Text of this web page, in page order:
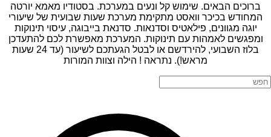
ברוכים הבאים. שימוש קל ונעים במערכת. בסטודיו מאמא יורטה
המחודש בכיכר וואסט מתקימת מערכת שעות שבועית של שיעורי
יוגה מגוונים, פילאטיס וסדנאות. סדנאת בייבוגה, עיסוי תינוקות
ומפגשים לאמהות עם תינוקות. המערכת מאפשרת לכם להתעדכן
בלוז השבועי, להירדשם או לבטל הגעתכם לשיעור (עד 24 שעות
מראש!). נתראה ! הילה וצוות המורות